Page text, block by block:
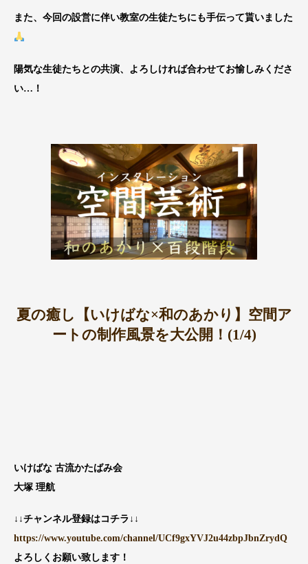
また、今回の設営に伴い教室の生徒たちにも手伝って貰いました
陽気な生徒たちとの共演、よろしければ合わせてお愉しみくださ
い…！
夏の癒し【いけばな×和のあかり】空間ア
ートの制作風景を大公開！(1/4)
いけばな 古流かたばみ会
大塚 理航
↓↓チャンネル登録はコチラ↓↓
https://www.youtube.com/channel/UCf9gxYVJ2u44zbpJbnZrydQ
よろしくお願い致します！